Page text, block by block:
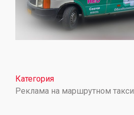
Категория
Реклама на маршрутном такси